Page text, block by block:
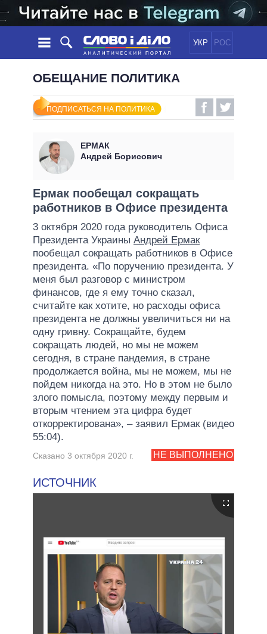
УКР РОС
НОВОСТИ
ЛЕНТА
СОБЫТИЯ
МНЕНИЯ
ОБЗОРЫ
ДАЙДЖЕСТЫ
ПОЛИТИКА
ЭКОНОМИКА
МИР
ОБЕЩАНИЯ
ВСЕ ПОЛИТИКИ
ПРЕЗИДЕНТ И ОФИС
ВЕРХОВНАЯ РАДА
КАБИНЕТ МИНИСТРОВ
ГЛАВЫ ОБЛАДМИНИСТРАЦИЙ
МЭРЫ
ВСЕ ПЕРСОНЫ
ИНФОГРАФИКА
ПОДДЕРЖАТЬ
СРАВНЕНИЕ ПОЛИТИКОВ
ОБЕЩАНИЕ ПОЛИТИКА
ПОДПИСАТЬСЯ НА ПОЛИТИКА
ЕРМАК
Андрей Борисович
Ермак пообещал сокращать
работников в Офисе президента
3 октября 2020 года руководитель Офиса
Президента Украины Андрей Ермак
пообещал сокращать работников в Офисе
президента. «По поручению президента. У
меня был разговор с министром
финансов, где я ему точно сказал,
считайте как хотите, но расходы офиса
президента не должны увеличиться ни на
одну гривну. Сокращайте, будем
сокращать людей, но мы не можем
сегодня, в стране пандемия, в стране
продолжается война, мы не можем, мы не
пойдем никогда на это. Но в этом не было
злого помысла, поэтому между первым и
вторым чтением эта цифра будет
откорректирована», – заявил Ермак (видео
55:04).
НЕ ВЫПОЛНЕНО
Сказано 3 октября 2020 г.
ИСТОЧНИК